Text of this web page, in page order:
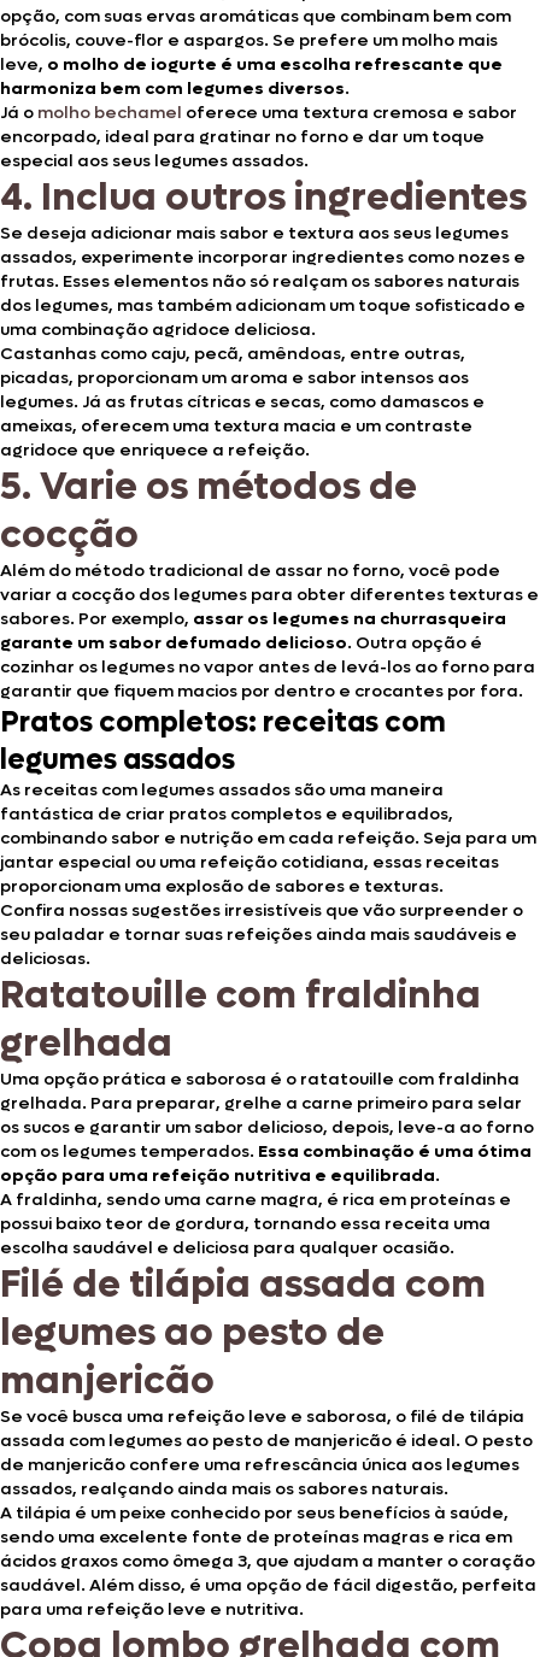
opção, com suas ervas aromáticas que combinam bem com
brócolis, couve-flor e aspargos. Se prefere um molho mais
leve, o molho de iogurte é uma escolha refrescante que
harmoniza bem com legumes diversos.
Já o molho bechamel oferece uma textura cremosa e sabor
encorpado, ideal para gratinar no forno e dar um toque
especial aos seus legumes assados.
4. Inclua outros ingredientes
Se deseja adicionar mais sabor e textura aos seus legumes
assados, experimente incorporar ingredientes como nozes e
frutas. Esses elementos não só realçam os sabores naturais
dos legumes, mas também adicionam um toque sofisticado e
uma combinação agridoce deliciosa.
Castanhas como caju, pecã, amêndoas, entre outras,
picadas, proporcionam um aroma e sabor intensos aos
legumes. Já as frutas cítricas e secas, como damascos e
ameixas, oferecem uma textura macia e um contraste
agridoce que enriquece a refeição.
5. Varie os métodos de
cocção
Além do método tradicional de assar no forno, você pode
variar a cocção dos legumes para obter diferentes texturas e
sabores. Por exemplo, assar os legumes na churrasqueira
garante um sabor defumado delicioso. Outra opção é
cozinhar os legumes no vapor antes de levá-los ao forno para
garantir que fiquem macios por dentro e crocantes por fora.
Pratos completos: receitas com
legumes assados
As receitas com legumes assados são uma maneira
fantástica de criar pratos completos e equilibrados,
combinando sabor e nutrição em cada refeição. Seja para um
jantar especial ou uma refeição cotidiana, essas receitas
proporcionam uma explosão de sabores e texturas.
Confira nossas sugestões irresistíveis que vão surpreender o
seu paladar e tornar suas refeições ainda mais saudáveis e
deliciosas.
Ratatouille com fraldinha
grelhada
Uma opção prática e saborosa é o ratatouille com fraldinha
grelhada. Para preparar, grelhe a carne primeiro para selar
os sucos e garantir um sabor delicioso, depois, leve-a ao forno
com os legumes temperados. Essa combinação é uma ótima
opção para uma refeição nutritiva e equilibrada.
A fraldinha, sendo uma carne magra, é rica em proteínas e
possui baixo teor de gordura, tornando essa receita uma
escolha saudável e deliciosa para qualquer ocasião.
Filé de tilápia assada com
legumes ao pesto de
manjericão
Se você busca uma refeição leve e saborosa, o filé de tilápia
assada com legumes ao pesto de manjericão é ideal. O pesto
de manjericão confere uma refrescância única aos legumes
assados, realçando ainda mais os sabores naturais.
A tilápia é um peixe conhecido por seus benefícios à saúde,
sendo uma excelente fonte de proteínas magras e rica em
ácidos graxos como ômega 3, que ajudam a manter o coração
saudável. Além disso, é uma opção de fácil digestão, perfeita
para uma refeição leve e nutritiva.
Copa lombo grelhada com